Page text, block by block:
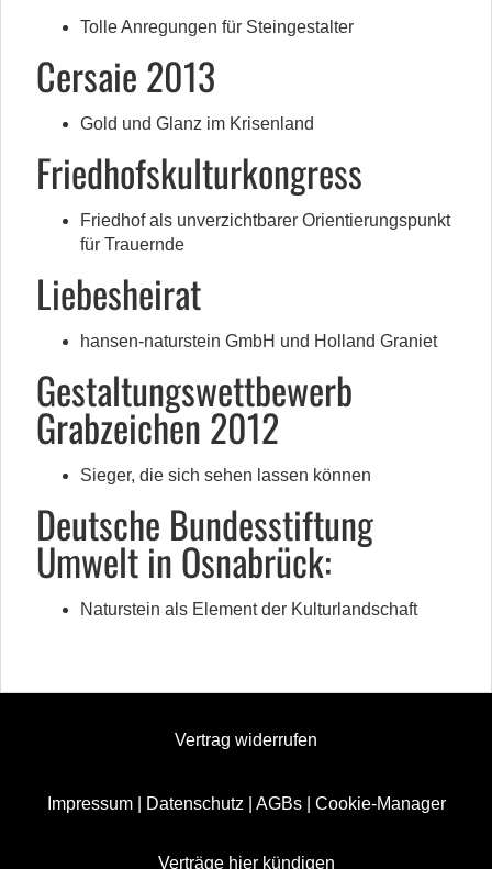
Tolle Anregungen für Steingestalter
Cersaie 2013
Gold und Glanz im Krisenland
Friedhofskulturkongress
Friedhof als unverzichtbarer Orientierungspunkt
für Trauernde
Liebesheirat
hansen-naturstein GmbH und Holland Graniet
Gestaltungswettbewerb
Grabzeichen 2012
Sieger, die sich sehen lassen können
Deutsche Bundesstiftung
Umwelt in Osnabrück:
Naturstein als Element der Kulturlandschaft
Vertrag widerrufen
Impressum| Datenschutz AGBs| Cookie-Manager
Verträge hier kündigen